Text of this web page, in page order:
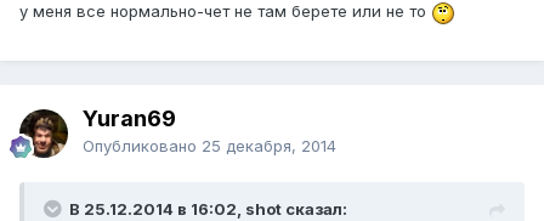
у меня все нормально-чет не там берете или не то
Yuran69
Опубликовано 25 декабря, 2014
В 25.12.2014 в 16:02, shot сказал: